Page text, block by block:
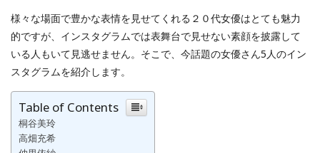
様々な場面で豊かな表情を見せてくれる２０代女優はとても魅力
的ですが、インスタグラムでは表舞台で見せない素顔を披露して
いる人もいて見逃せません。そこで、今話題の女優さん5人のイン
スタグラムを紹介します。
Table of Contents
桐谷美玲
高畑充希